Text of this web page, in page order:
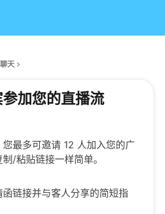
天
加您的直播流
最多可邀请 12 人加入您的广
/粘贴链接一样简单。
链接并与客人分享的简短指